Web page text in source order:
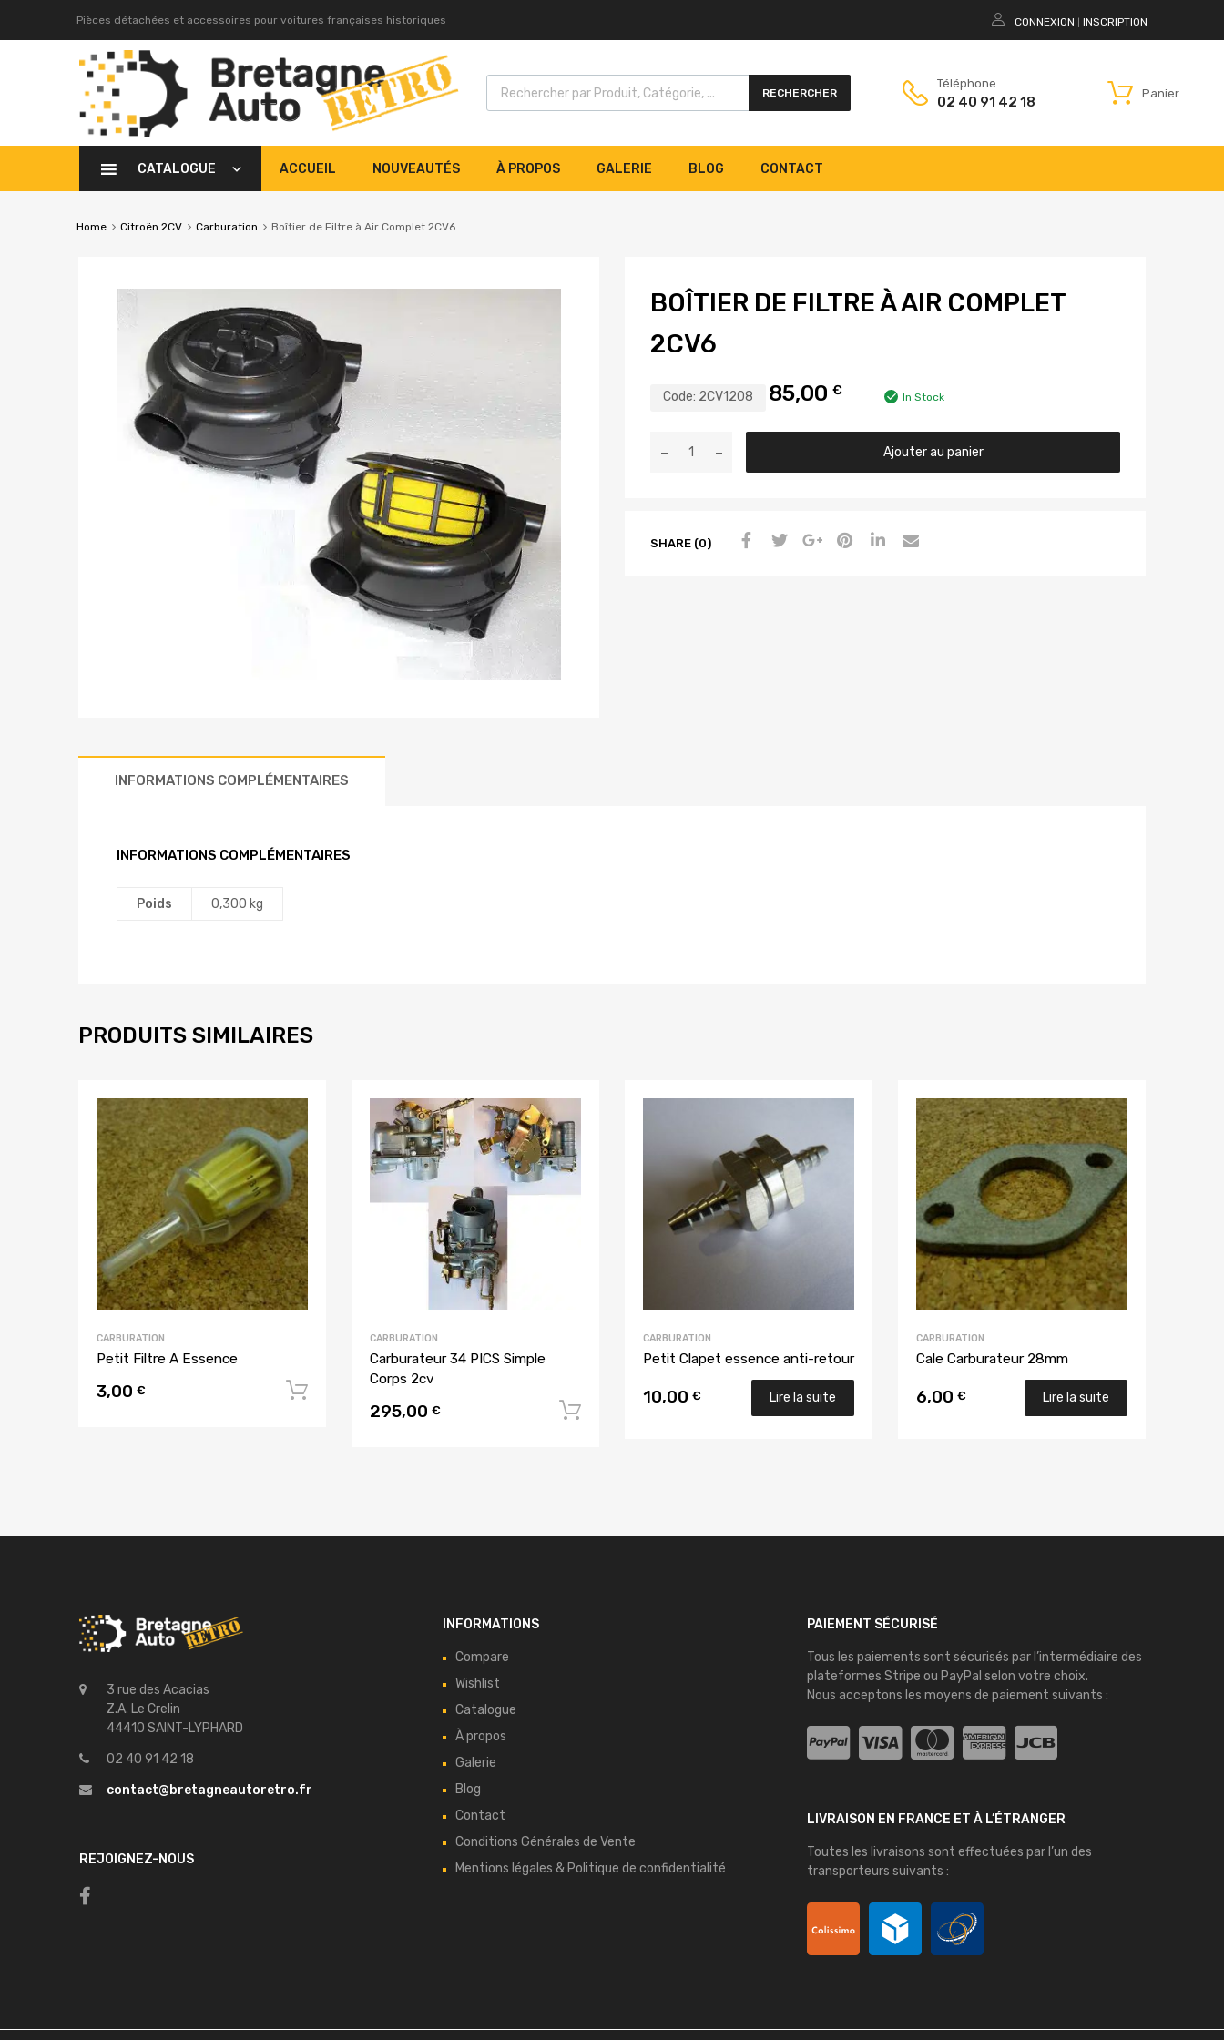
Pièces détachées et accessoires pour voitures françaises historiques CONNEXION INSCRIPTION
RECHERCHER
Téléphone
02 40 91 42 18
Panier
CATALOGUE ACCUEIL NOUVEAUTÉS À PROPOS GALERIE BLOG CONTACT
Home Citroën 2CV Carburation Boîtier de Filtre à Air Complet 2CV6
BOÎTIER DE FILTRE À AIR COMPLET
2CV6
Code: 2CV1208 85,00 € In Stock
Ajouter au panier
SHARE (0)
INFORMATIONS COMPLÉMENTAIRES
INFORMATIONS COMPLÉMENTAIRES
Poids 0,300 kg
PRODUITS SIMILAIRES
CARBURATION
Petit Filtre A Essence
3,00 € Ajouter au panier
CARBURATION
Carburateur 34 PICS Simple
Corps 2cv
295,00 €
CARBURATION
Petit Clapet essence anti-retour
10,00 € Lire la suite
CARBURATION
Cale Carburateur 28mm
6,00 € Lire la suite
3 rue des Acacias
Z.A. Le Crelin
44410 SAINT-LYPHARD
02 40 91 42 18
contact@bretagneautoretro.fr
REJOIGNEZ-NOUS
INFORMATIONS
Compare
Wishlist
Catalogue
À propos
Galerie
Blog
Contact
Conditions Générales de Vente
Mentions légales & Politique de confidentialité
PAIEMENT SÉCURISÉ
Tous les paiements sont sécurisés par l’intermédiaire des
plateformes Stripe ou PayPal selon votre choix.
Nous acceptons les moyens de paiement suivants :
LIVRAISON EN FRANCE ET À L’ÉTRANGER
Toutes les livraisons sont effectuées par l’un des
transporteurs suivants :
Copyright ©2026 Bretagne Auto Retro - Tous droits réservés